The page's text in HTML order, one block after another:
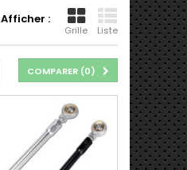
Afficher :
Grille Liste
COMPARER (0)